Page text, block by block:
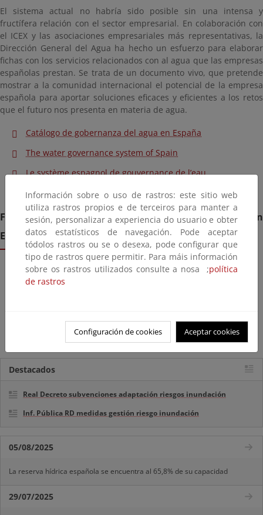
El sistema actual no habría sido posible sin una intensa y
fructífera relación con el sector empresarial. En colaboración con
el ICEX y las asociaciones empresariales más representativas, la
Dirección General del Agua ha hecho un esfuerzo para elaborar
fichas con los servicios relacionados con al agua que las empresas
españolas prestan. Se trata de un documento vivo, que pretende
mostrar a la comunidad internacional el potencial de la empresa
española para aportar soluciones eficaces y eficientes a los retos
que el futuro nos presenta en materia de agua.
Catálogo de gobernanza del agua en España
The water governance system of Spain
Le système espagnol de gouvernance de l’eau
Fichas de los servicios relacionados con el agua en
España:
1. Planificación hidrológica
4. Seguridad para los ciudadanos
Destacados
Real Decreto subvenciones adaptación riesgos inundación
Inf. Pública RD medidas gestión riesgo inundación
05/08/2025
La reserva hídrica española se encuentra al 65,8% de su capacidad
29/07/2025
Información sobre o uso de rastros: este sitio web
utiliza rastros propios e de terceiros para manter a
sesión, personalizar a experiencia do usuario e obter
datos estatísticos de navegación. Pode aceptar
tódolos rastros ou se o desexa, pode configurar que
tipo de rastros quere permitir. Para máis información
sobre os rastros utilizados consulte a nosa ;política
de rastros
Configuración de cookies Aceptar cookies